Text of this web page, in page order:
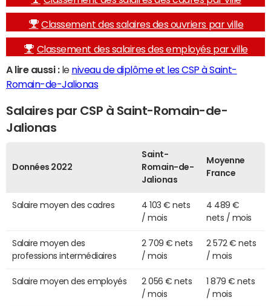
Classement des salaires des ouvriers par ville
Classement des salaires des employés par ville
A lire aussi :le niveau de diplôme et les CSP à Saint-
Romain-de-Jalionas
Salaires par CSP à Saint-Romain-de-
Jalionas
Données 2022
Saint-
Romain-de-
Jalionas
Moyenne
France
Salaire moyen des cadres
4 103 € nets
/ mois
4 489 €
nets / mois
Salaire moyen des
professions intermédiaires
2 709 € nets
/ mois
2 572 € nets
/ mois
Salaire moyen des employés
2 056 € nets
/ mois
1 879 € nets
/ mois